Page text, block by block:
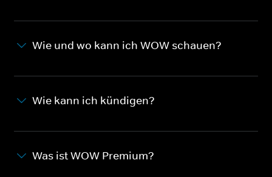
Wie und wo kann ich WOW schauen?
Wie kann ich kündigen?
Was ist WOW Premium?